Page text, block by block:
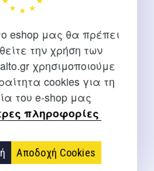
eshop μας θα πρέπει
την χρήση των
χρησιμοποιούμε
cookies για τη
του e-shop μας
πληροφορίες
Αποδοχή Cookies